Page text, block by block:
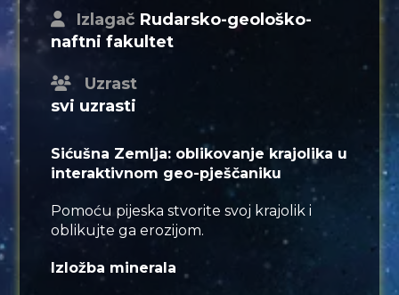
Izlagač Rudarsko-geološko-
naftni fakultet
Uzrast
svi uzrasti
Sićušna Zemlja: oblikovanje krajolika u
interaktivnom geo-pješčaniku
Pomoću pijeska stvorite svoj krajolik i
oblikujte ga erozijom.
Izložba minerala